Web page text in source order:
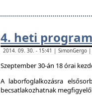
4. heti program
2014. 09. 30. - 15:41 | SimonGergo
Szeptember 30-án 18 órai
A laborfoglalkozásra
becsatlakozhatnak